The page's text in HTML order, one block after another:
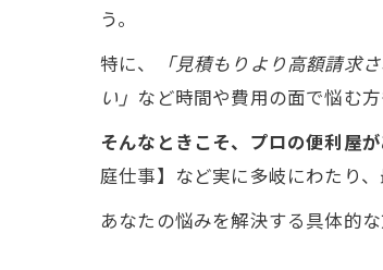
う。
特に、
「見積もりより高額請求
い」 など時間や費用の面で悩む方
そんなときこそ、プロの便利屋
庭仕事】など実に多岐にわたり
あなたの悩みを解決する具体的